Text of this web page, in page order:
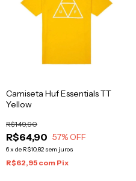
Camiseta Huf Essentials TT
Yellow
R$64,90
R$149,90
57% OFF
6x de R$10,82 sem juros
R$62,95 com Pix